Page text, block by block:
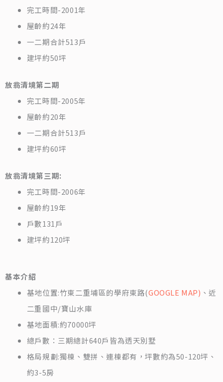
完工時間-2001年
屋齡約24年
一二期合計513戶
建坪約50坪
放翁清境第二期
完工時間-2005年
屋齡約20年
一二期合計513戶
建坪約60坪
放翁清境第三期:
完工時間-2006年
屋齡約19年
戶數131戶
建坪約120坪
基本介紹
基地位置:竹東二重埔區的學府東路(GOOGLE MAP) 、近
二重國中/寶山水庫
基地面積:約70000坪
總戶數：三期總計640戶皆為透天別墅
格局規劃:獨棟、雙拼、連棟都有，坪數約為50-120坪、
約3-5房